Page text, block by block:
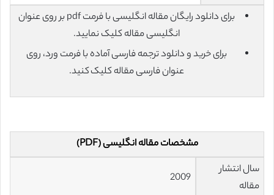
برای دانلود رایگان مقاله انگلیسی با فرمت pdf بر روی عنوان
انگلیسی مقاله کلیک نمایید.
برای خرید و دانلود ترجمه فارسی آماده با فرمت ورد، روی
عنوان فارسی مقاله کلیک کنید.
مشخصات مقاله انگلیسی (PDF)
سال انتشار
مقاله
2009